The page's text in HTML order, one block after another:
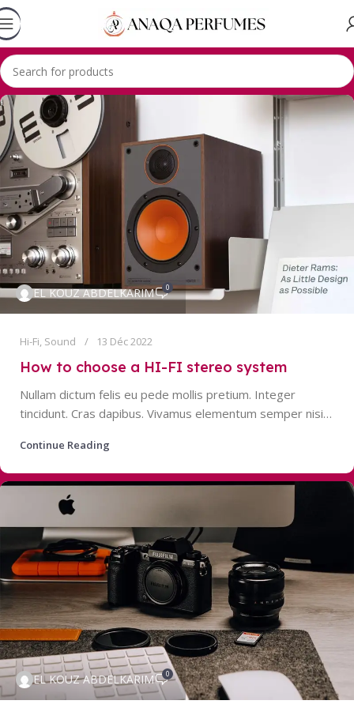
EL KOUZ ABDELKARIM 0
Hi-Fi, Sound 13 Déc 2022
How to choose a HI-FI stereo system
Nullam dictum felis eu pede mollis pretium. Integer
tincidunt. Cras dapibus. Vivamus elementum semper nisi…
Continue Reading
EL KOUZ ABDELKARIM 0